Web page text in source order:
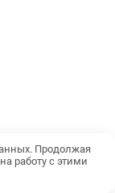
Продолжая
работу с этими